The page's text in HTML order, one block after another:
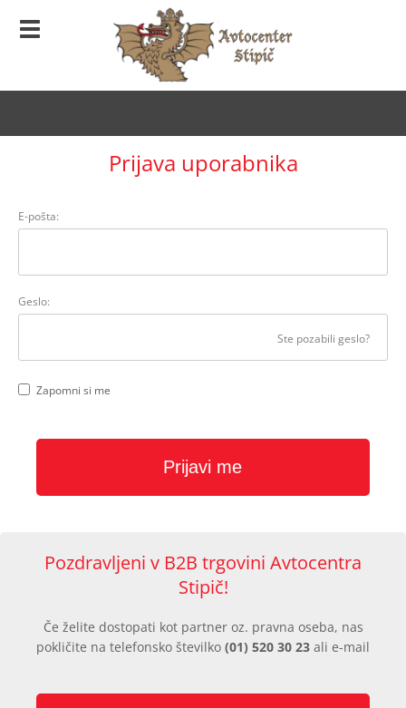
Prijava uporabnika
E-pošta:
Geslo:
Ste pozabili geslo?
Zapomni si me
Pozdravljeni v B2B trgovini Avtocentra
Stipič!
Če želite dostopati kot partner oz. pravna oseba, nas
pokličite na telefonsko številko (01) 520 30 23 ali e-mail